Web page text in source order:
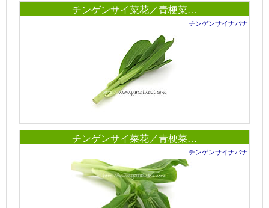
チンゲンサイ菜花／青梗菜…
チンゲンサイナバナ
チンゲンサイ菜花／青梗菜…
チンゲンサイナバナ